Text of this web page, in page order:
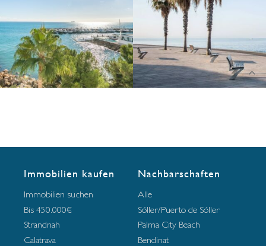
Immobilien kaufen
Immobilien suchen
Bis 450.000€
Strandnah
Calatrava
Nachbarschaften
Alle
Sóller/Puerto de Sóller
Palma City Beach
Bendinat